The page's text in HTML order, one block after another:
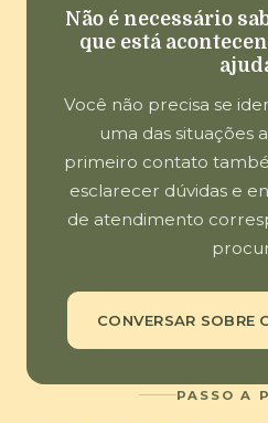
Não é necessário
que está
Você não precisa se
uma das situações
primeiro contato
esclarecer dúvidas e
de atendimento
CONVERSAR SOBRE
PASSO A